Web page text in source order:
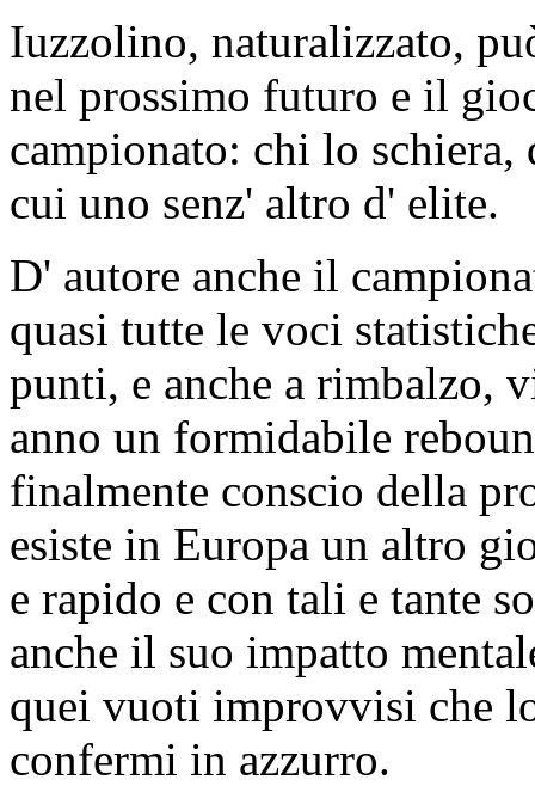
Iuzzolino, naturalizzato,
nel prossimo futuro e il
campionato: chi lo
cui uno senz' altro d' elite.
D' autore anche il
quasi tutte le voci
punti, e anche a rimbalzo,
anno un formidabile
finalmente conscio della
esiste in Europa un altro
e rapido e con tali e tante
anche il suo impatto
quei vuoti improvvisi che
confermi in azzurro.